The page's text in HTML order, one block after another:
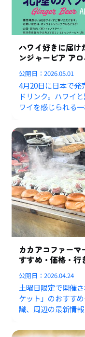
ハワイ好きに届け
ンジャービア ア
公開日：2026.05.01
4月20日に日本で発
ドリンク。ハワイ
ワイを感じられる
カカアコファー
すすめ・価格・行
公開日：2026.04.24
土曜日限定で開催
ケット」のおすす
識、周辺の最新情